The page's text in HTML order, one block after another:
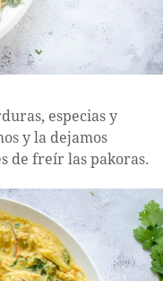
especias y
y la dejamos
de freír las pakoras.